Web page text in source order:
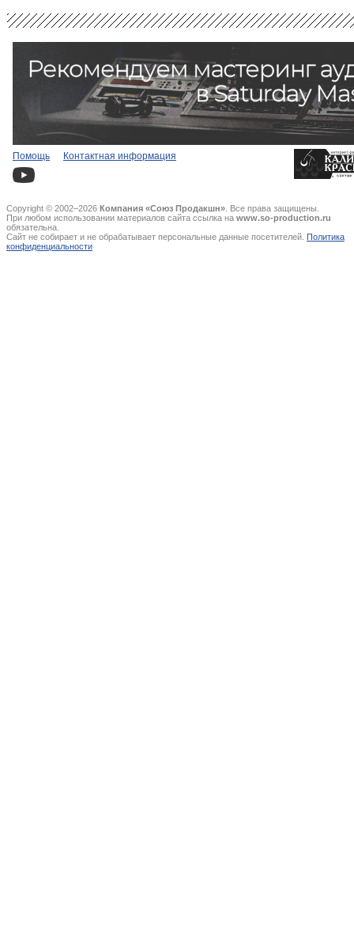
Помощь Контактная информация
Copyright © 2002–2026 Компания «Союз Продакшн» . Все права защищены.
При любом использовании материалов сайта ссылка на www.so-production.ru
обязательна.
Сайт не собирает и не обрабатывает персональные данные посетителей. Политика
конфиденциальности